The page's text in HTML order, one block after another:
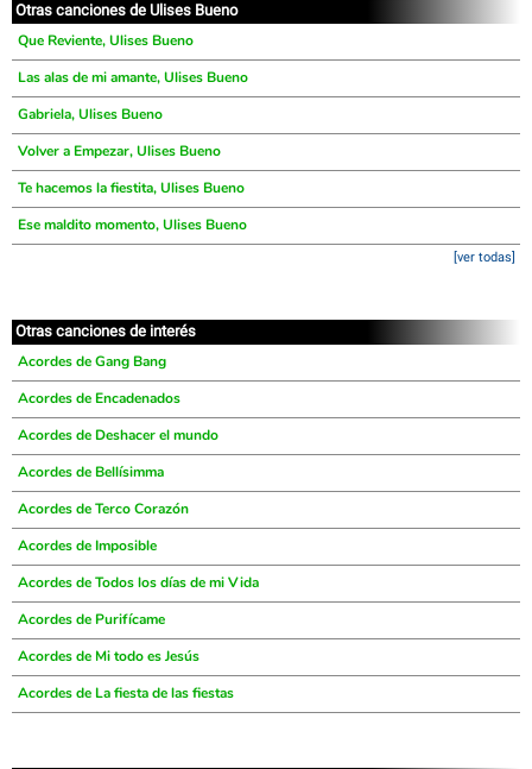
Otras canciones de Ulises Bueno
Que Reviente, Ulises Bueno
Las alas de mi amante, Ulises Bueno
Gabriela, Ulises Bueno
Volver a Empezar, Ulises Bueno
Te hacemos la fiestita, Ulises Bueno
Ese maldito momento, Ulises Bueno
[ver todas]
Otras canciones de interés
Acordes de Gang Bang
Acordes de Encadenados
Acordes de Deshacer el mundo
Acordes de Bellísimma
Acordes de Terco Corazón
Acordes de Imposible
Acordes de Todos los días de mi Vida
Acordes de Purifícame
Acordes de Mi todo es Jesús
Acordes de La fiesta de las fiestas